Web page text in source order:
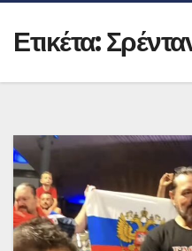
Ετικέτα: